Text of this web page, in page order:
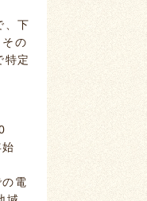
、下
の
特定
電